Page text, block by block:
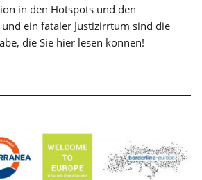
in den Hotspots und den
ein fataler Justizirrtum sind die
die Sie hier lesen können!